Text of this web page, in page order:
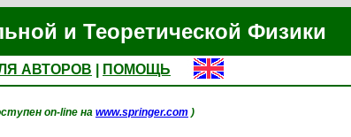
и Теоретической Физики
АВТОРОВ
ПОМОЩЬ
on-line на www.springer.com )